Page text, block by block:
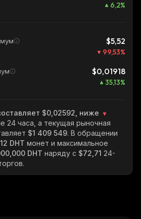
6,2%
$5,52
99,53%
$0,01918
35,13%
$0,02592, ниже
24 часа, а текущая рыночная
$1 409 549. В обращении
DHT монет и максимальное
DHT наряду с $72,71 24-